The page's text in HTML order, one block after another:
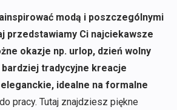
modą i poszczególnymi
przedstawiamy Ci najciekawsze
okazje np. urlop, dzień wolny
tradycyjne kreacje
idealne na formalne
pracy. Tutaj znajdziesz piękne